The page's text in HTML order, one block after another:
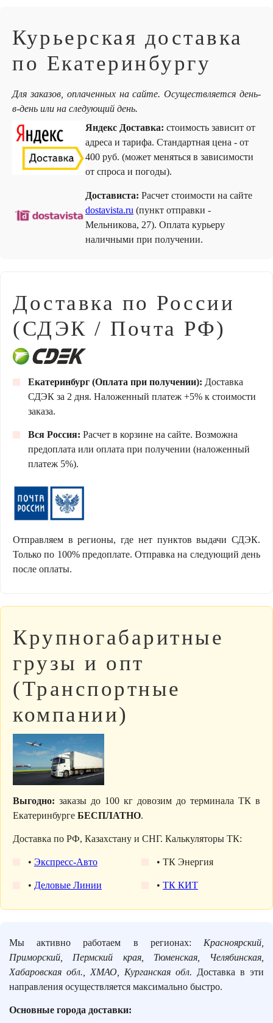
Курьерская доставка
по Екатеринбургу
Для заказов, оплаченных на сайте. Осуществляется день-
в-день или на следующий день.
Яндекс Доставка: стоимость зависит от
адреса и тарифа. Стандартная цена - от
400 руб. (может меняться в зависимости
от спроса и погоды).
Достависта: Расчет стоимости на сайте
dostavista.ru (пункт отправки -
Мельникова, 27). Оплата курьеру
наличными при получении.
Доставка по России
(СДЭК / Почта РФ)
Екатеринбург (Оплата при получении): Доставка
СДЭК за 2 дня. Наложенный платеж +5% к стоимости
заказа.
Вся Россия: Расчет в корзине на сайте. Возможна
предоплата или оплата при получении (наложенный
платеж 5%).
Отправляем в регионы, где нет пунктов выдачи СДЭК.
Только по 100% предоплате. Отправка на следующий день
после оплаты.
Крупногабаритные
грузы и опт
(Транспортные
компании)
Выгодно: заказы до 100 кг довозим до терминала ТК в
Екатеринбурге БЕСПЛАТНО.
Доставка по РФ, Казахстану и СНГ. Калькуляторы ТК:
• Экспресс-Авто
• Деловые Линии
• ТК Энергия
• ТК КИТ
Мы активно работаем в регионах: Красноярский,
Приморский, Пермский края, Тюменская, Челябинская,
Хабаровская обл., ХМАО, Курганская обл. Доставка в эти
направления осуществляется максимально быстро.
Основные города доставки: